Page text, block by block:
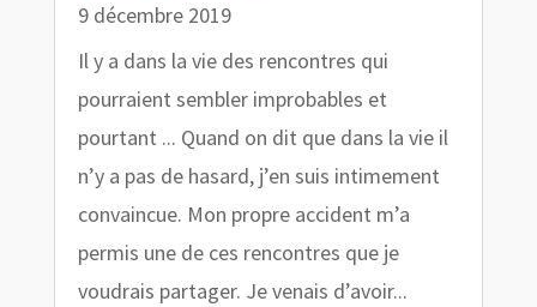
9 décembre 2019
Il y a dans la vie des rencontres qui
pourraient sembler improbables et
pourtant ... Quand on dit que dans la vie il
n’y a pas de hasard, j’en suis intimement
convaincue. Mon propre accident m’a
permis une de ces rencontres que je
voudrais partager. Je venais d’avoir...